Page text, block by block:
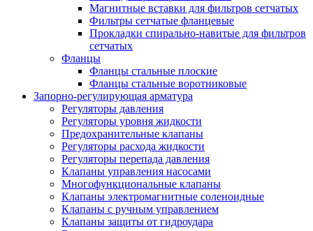
Магнитные вставки для фильтров сетчатых
Фильтры сетчатые фланцевые
Прокладки спирально-навитые для фильтров
сетчатых
Фланцы
Фланцы стальные плоские
Фланцы стальные воротниковые
Запорно-регулирующая арматура
Регуляторы давления
Регуляторы уровня жидкости
Предохранительные клапаны
Регуляторы расхода жидкости
Регуляторы перепада давления
Клапаны управления насосами
Многофункциональные клапаны
Клапаны электромагнитные соленоидные
Клапаны с ручным управлением
Клапаны защиты от гидроудара